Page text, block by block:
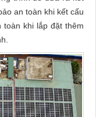
an toàn khi kết cấu
khi lắp đặt thêm